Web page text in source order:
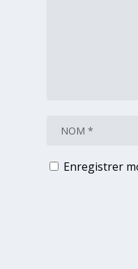
Enregistrer